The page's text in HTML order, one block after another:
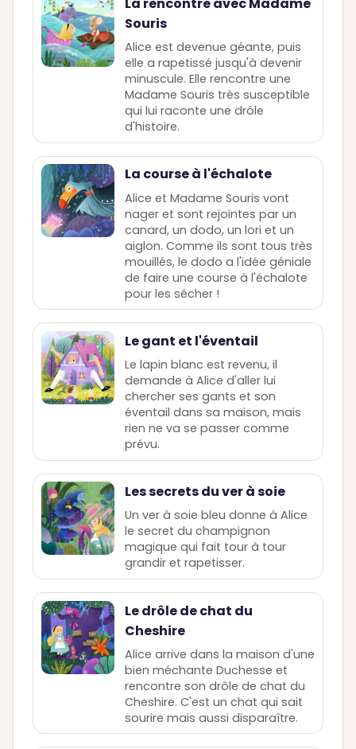
Souris
Alice est devenue géante, puis
elle a rapetissé jusqu'à devenir
minuscule. Elle rencontre une
Madame Souris très susceptible
qui lui raconte une drôle
d'histoire.
La course à l'échalote
Alice et Madame Souris vont
nager et sont rejointes par un
canard, un dodo, un lori et un
aiglon. Comme ils sont tous très
mouillés, le dodo a l'idée géniale
de faire une course à l'échalote
pour les sécher !
Le gant et l'éventail
Le lapin blanc est revenu, il
demande à Alice d'aller lui
chercher ses gants et son
éventail dans sa maison, mais
rien ne va se passer comme
prévu.
Les secrets du ver à soie
Un ver à soie bleu donne à Alice
le secret du champignon
magique qui fait tour à tour
grandir et rapetisser.
Le drôle de chat du
Cheshire
Alice arrive dans la maison d'une
bien méchante Duchesse et
rencontre son drôle de chat du
Cheshire. C'est un chat qui sait
sourire mais aussi disparaître.